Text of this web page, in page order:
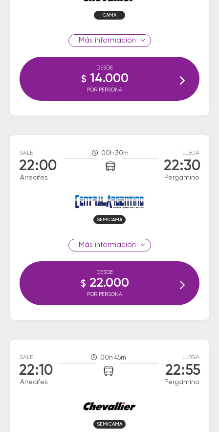
CAMA
información
DESDE
$ 14.000
POR PERSONA
SALE
22:00
Arrecifes
00h 30m LLEGA
22:30
Pergamino
SEMICAMA
información
DESDE
$ 22.000
POR PERSONA
SALE
22:10
Arrecifes
00h 45m LLEGA
22:55
Pergamino
SEMICAMA